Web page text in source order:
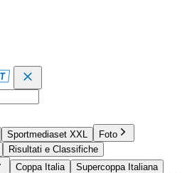
Sportmediaset XXL
Foto
Risultati e Classifiche
Coppa Italia
Supercoppa Italiana